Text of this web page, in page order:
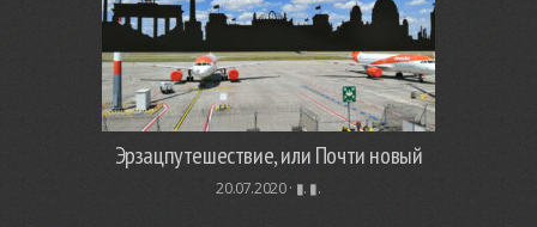
Эрзацпутешествие, или Почти новый
20.07.2020 · ▮. ▮.